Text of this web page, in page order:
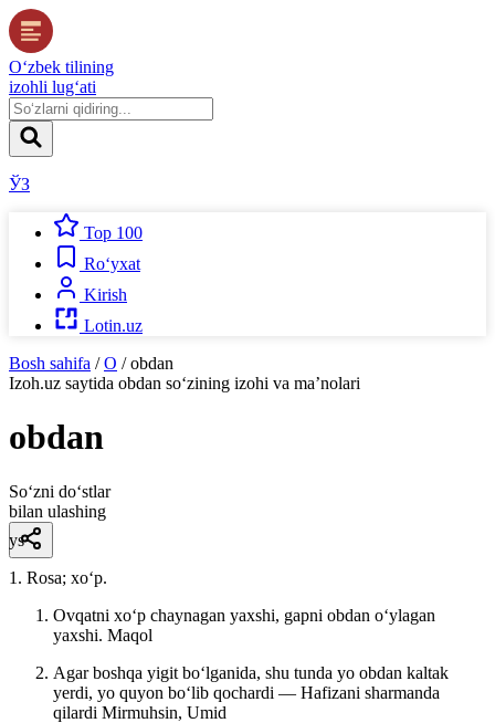
O‘zbek tilining
izohli lug‘ati
ЎЗ
Top 100
Ro‘yxat
Kirish
Lotin.uz
Bosh sahifa / O / obdan
Izoh.uz saytida obdan so‘zining izohi va ma’nolari
obdan
So‘zni do‘stlar
bilan ulashing
ys
1. Rosa; xoʻp.
Ovqatni xoʻp chaynagan yaxshi, gapni obdan oʻylagan
yaxshi. Maqol
Agar boshqa yigit boʻlganida, shu tunda yo obdan kaltak
yerdi, yo quyon boʻlib qochardi — Hafizani sharmanda
qilardi Mirmuhsin, Umid